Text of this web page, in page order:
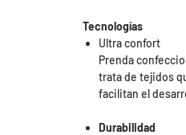
Tecnologías
Ultra confort
Prenda
trata de tejidos
facilitan el
Durabilidad